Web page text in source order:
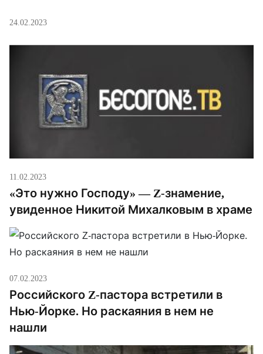
минский Свято-Елисаветинский монастырь этим
ребенок, как комментирует письмо военный)
изобразил РСЗО «Град» и танк […]
24.02.2023
11.02.2023
«Это нужно Господу» — Z-знамение,
увиденное Никитой Михалковым в храме
07.02.2023
Российского Z-пастора встретили в
Нью-Йорке. Но раскаяния в нем не
нашли